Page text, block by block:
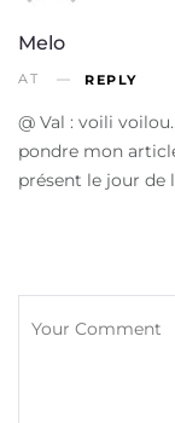
Melo
AT REPLY
@ Val : voili
pondre mon
présent le jour de